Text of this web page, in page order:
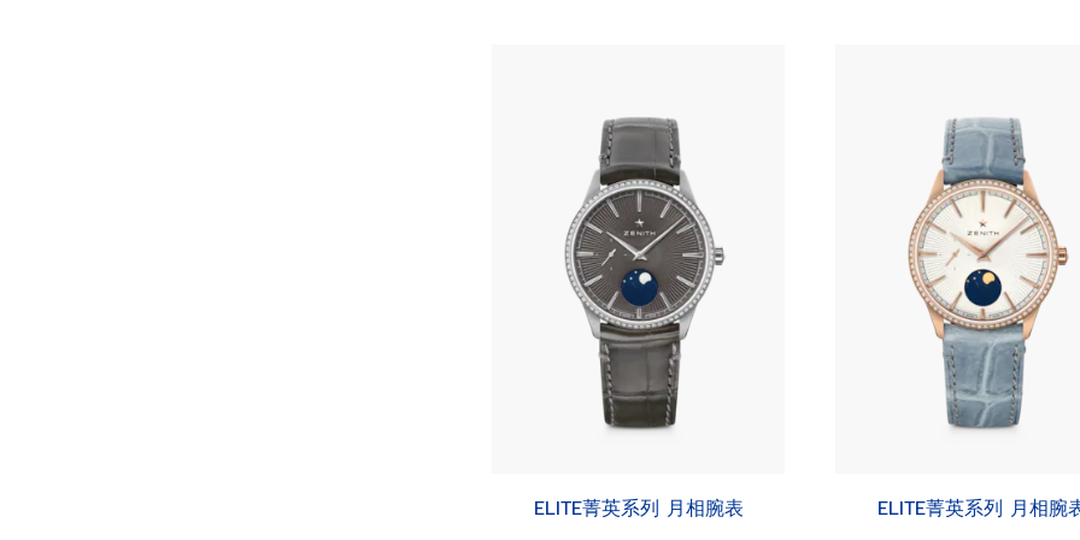
ELITE菁英系列 月相腕表 ELITE菁英系列 月相腕